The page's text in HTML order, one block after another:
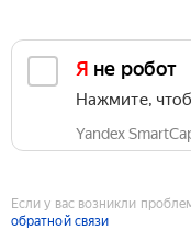
Я не робот
Нажмите,
Yandex
Если у вас возникли
обратной связи